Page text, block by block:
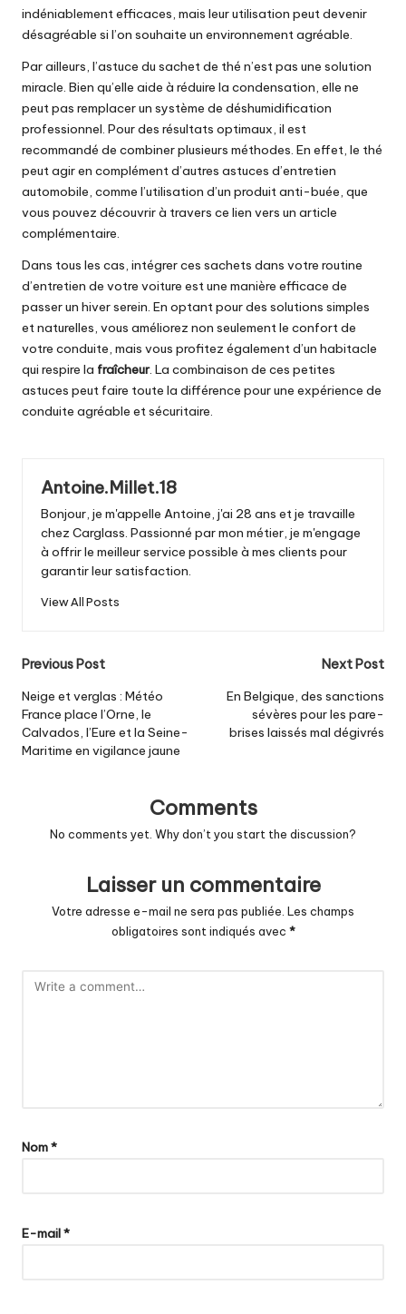
indéniablement efficaces, mais leur utilisation peut devenir
désagréable si l’on souhaite un environnement agréable.
Par ailleurs, l’astuce du sachet de thé n’est pas une solution
miracle. Bien qu’elle aide à réduire la condensation, elle ne
peut pas remplacer un système de déshumidification
professionnel. Pour des résultats optimaux, il est
recommandé de combiner plusieurs méthodes. En effet, le thé
peut agir en complément d’autres astuces d’entretien
automobile, comme l’utilisation d’un produit anti-buée, que
vous pouvez découvrir à travers ce lien vers un article
complémentaire.
Dans tous les cas, intégrer ces sachets dans votre routine
d’entretien de votre voiture est une manière efficace de
passer un hiver serein. En optant pour des solutions simples
et naturelles, vous améliorez non seulement le confort de
votre conduite, mais vous profitez également d’un habitacle
qui respire la fraîcheur. La combinaison de ces petites
astuces peut faire toute la différence pour une expérience de
conduite agréable et sécuritaire.
Antoine.Millet.18
Bonjour, je m'appelle Antoine, j'ai 28 ans et je travaille
chez Carglass. Passionné par mon métier, je m'engage
à offrir le meilleur service possible à mes clients pour
garantir leur satisfaction.
View All Posts
Post
navigation
Previous Post
Neige et verglas : Météo
France place l’Orne, le
Calvados, l’Eure et la Seine-
Maritime en vigilance jaune
Next Post
En Belgique, des sanctions
sévères pour les pare-
brises laissés mal dégivrés
Comments
No comments yet. Why don’t you start the discussion?
Laisser un commentaire
Votre adresse e-mail ne sera pas publiée. Les champs
obligatoires sont indiqués avec *
Nom*
E-mail*